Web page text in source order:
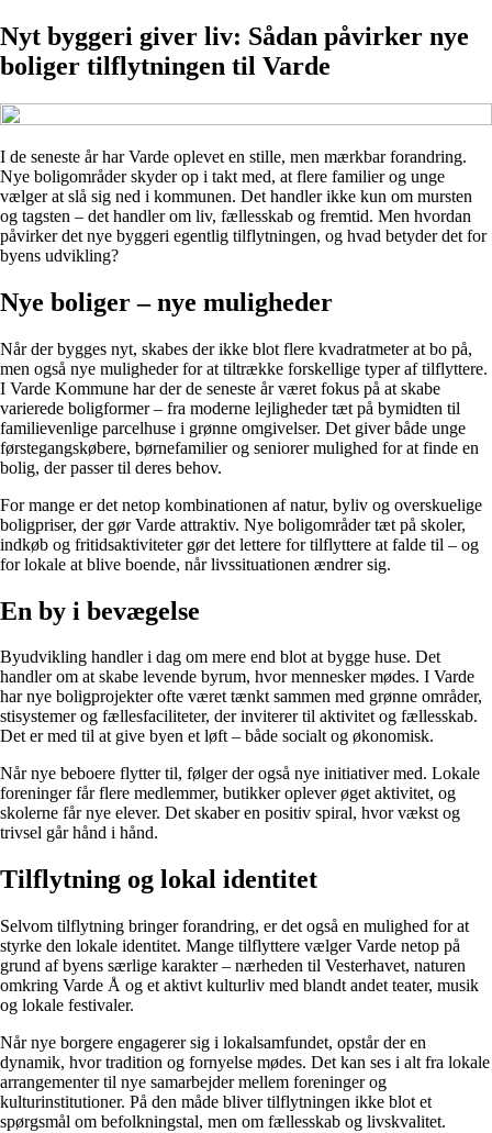
Nyt byggeri giver liv: Sådan påvirker nye
boliger tilflytningen til Varde
I de seneste år har Varde oplevet en stille, men mærkbar forandring.
Nye boligområder skyder op i takt med, at flere familier og unge
vælger at slå sig ned i kommunen. Det handler ikke kun om mursten
og tagsten – det handler om liv, fællesskab og fremtid. Men hvordan
påvirker det nye byggeri egentlig tilflytningen, og hvad betyder det for
byens udvikling?
Nye boliger – nye muligheder
Når der bygges nyt, skabes der ikke blot flere kvadratmeter at bo på,
men også nye muligheder for at tiltrække forskellige typer af tilflyttere.
I Varde Kommune har der de seneste år været fokus på at skabe
varierede boligformer – fra moderne lejligheder tæt på bymidten til
familievenlige parcelhuse i grønne omgivelser. Det giver både unge
førstegangskøbere, børnefamilier og seniorer mulighed for at finde en
bolig, der passer til deres behov.
For mange er det netop kombinationen af natur, byliv og overskuelige
boligpriser, der gør Varde attraktiv. Nye boligområder tæt på skoler,
indkøb og fritidsaktiviteter gør det lettere for tilflyttere at falde til – og
for lokale at blive boende, når livssituationen ændrer sig.
En by i bevægelse
Byudvikling handler i dag om mere end blot at bygge huse. Det
handler om at skabe levende byrum, hvor mennesker mødes. I Varde
har nye boligprojekter ofte været tænkt sammen med grønne områder,
stisystemer og fællesfaciliteter, der inviterer til aktivitet og fællesskab.
Det er med til at give byen et løft – både socialt og økonomisk.
Når nye beboere flytter til, følger der også nye initiativer med. Lokale
foreninger får flere medlemmer, butikker oplever øget aktivitet, og
skolerne får nye elever. Det skaber en positiv spiral, hvor vækst og
trivsel går hånd i hånd.
Tilflytning og lokal identitet
Selvom tilflytning bringer forandring, er det også en mulighed for at
styrke den lokale identitet. Mange tilflyttere vælger Varde netop på
grund af byens særlige karakter – nærheden til Vesterhavet, naturen
omkring Varde Å og et aktivt kulturliv med blandt andet teater, musik
og lokale festivaler.
Når nye borgere engagerer sig i lokalsamfundet, opstår der en
dynamik, hvor tradition og fornyelse mødes. Det kan ses i alt fra lokale
arrangementer til nye samarbejder mellem foreninger og
kulturinstitutioner. På den måde bliver tilflytningen ikke blot et
spørgsmål om befolkningstal, men om fællesskab og livskvalitet.